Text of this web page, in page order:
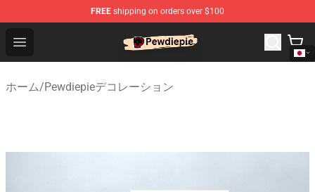
FREE shipping on orders over $100
Open menu
PewDiePie Store - Official PewDiePie Merchandise Shop
ホーム/Pewdiepieデコレーション